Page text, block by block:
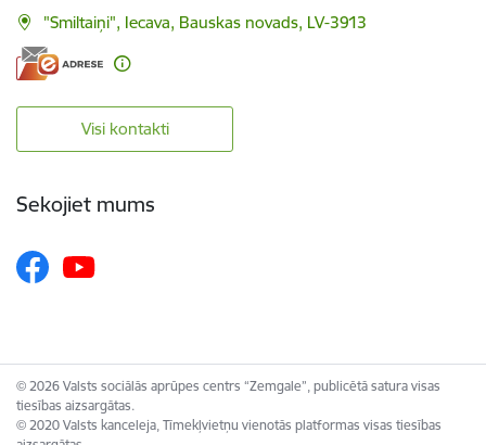
"Smiltaiņi", Iecava, Bauskas novads, LV-3913
Visi kontakti
Sekojiet mums
© 2026 Valsts sociālās aprūpes centrs “Zemgale”, publicētā satura visas
tiesības aizsargātas.
© 2020 Valsts kanceleja, Tīmekļvietņu vienotās platformas visas tiesības